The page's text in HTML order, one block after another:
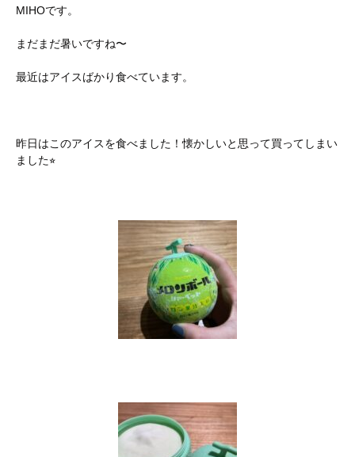
MIHOです。
まだまだ暑いですね〜
最近はアイスばかり食べています。
昨日はこのアイスを食べました！懐かしいと思って買ってしまい
ました⭐︎